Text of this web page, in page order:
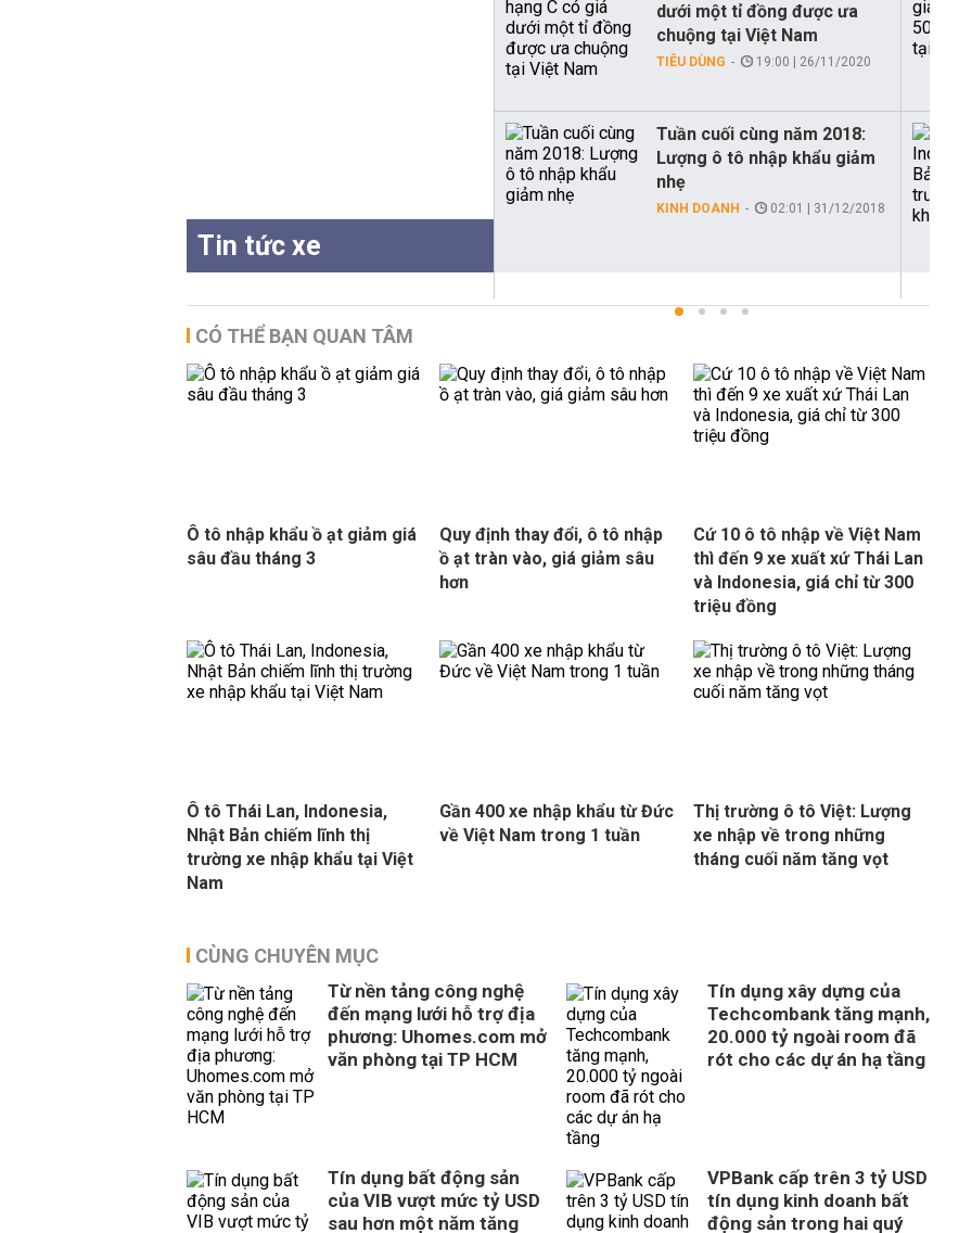
Tin tức xe
dưới một tỉ đồng được ưa
chuộng tại Việt Nam
TIÊU DÙNG 19:00 | 26/11/2020
Tuần cuối cùng năm 2018:
Lượng ô tô nhập khẩu giảm
nhẹ
KINH DOANH 02:01 | 31/12/2018
CÓ THỂ BẠN QUAN TÂM
Ô tô nhập khẩu ồ ạt giảm giá
sâu đầu tháng 3
Quy định thay đổi, ô tô nhập
ồ ạt tràn vào, giá giảm sâu
hơn
Cứ 10 ô tô nhập về Việt Nam
thì đến 9 xe xuất xứ Thái Lan
và Indonesia, giá chỉ từ 300
triệu đồng
Ô tô Thái Lan, Indonesia,
Nhật Bản chiếm lĩnh thị
trường xe nhập khẩu tại Việt
Nam
Gần 400 xe nhập khẩu từ Đức
về Việt Nam trong 1 tuần
Thị trường ô tô Việt: Lượng
xe nhập về trong những
tháng cuối năm tăng vọt
CÙNG CHUYÊN MỤC
Từ nền tảng công nghệ
đến mạng lưới hỗ trợ địa
phương: Uhomes.com mở
văn phòng tại TP HCM
Tín dụng xây dựng của
Techcombank tăng mạnh,
20.000 tỷ ngoài room đã
rót cho các dự án hạ tầng
Tín dụng bất động sản
của VIB vượt mức tỷ USD
sau hơn một năm tăng
VPBank cấp trên 3 tỷ USD
tín dụng kinh doanh bất
động sản trong hai quý